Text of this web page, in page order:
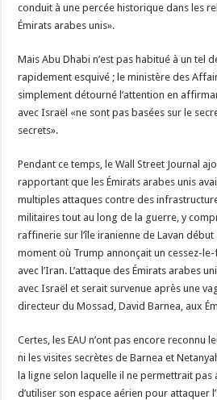
conduit à une percée historique dans les
Émirats arabes unis».
Mais Abu Dhabi n’est pas habitué à un tel
rapidement esquivé ; le ministère des
simplement détourné l’attention en
avec Israël «ne sont pas basées sur le
secrets».
Pendant ce temps, le Wall Street Journal
rapportant que les Émirats arabes unis
multiples attaques contre des
militaires tout au long de la guerre, y
raffinerie sur l’île iranienne de Lavan début
moment où Trump annonçait un cessez-
avec l’Iran. L’attaque des Émirats arabes
avec Israël et serait survenue après une
directeur du Mossad, David Barnea, aux
Certes, les EAU n’ont pas encore reconnu
ni les visites secrètes de Barnea et
la ligne selon laquelle il ne permettrait pas
d’utiliser son espace aérien pour attaquer